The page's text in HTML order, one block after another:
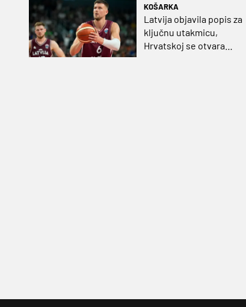
KOŠARKA
Latvija objavila popis za
ključnu utakmicu,
Hrvatskoj se otvara